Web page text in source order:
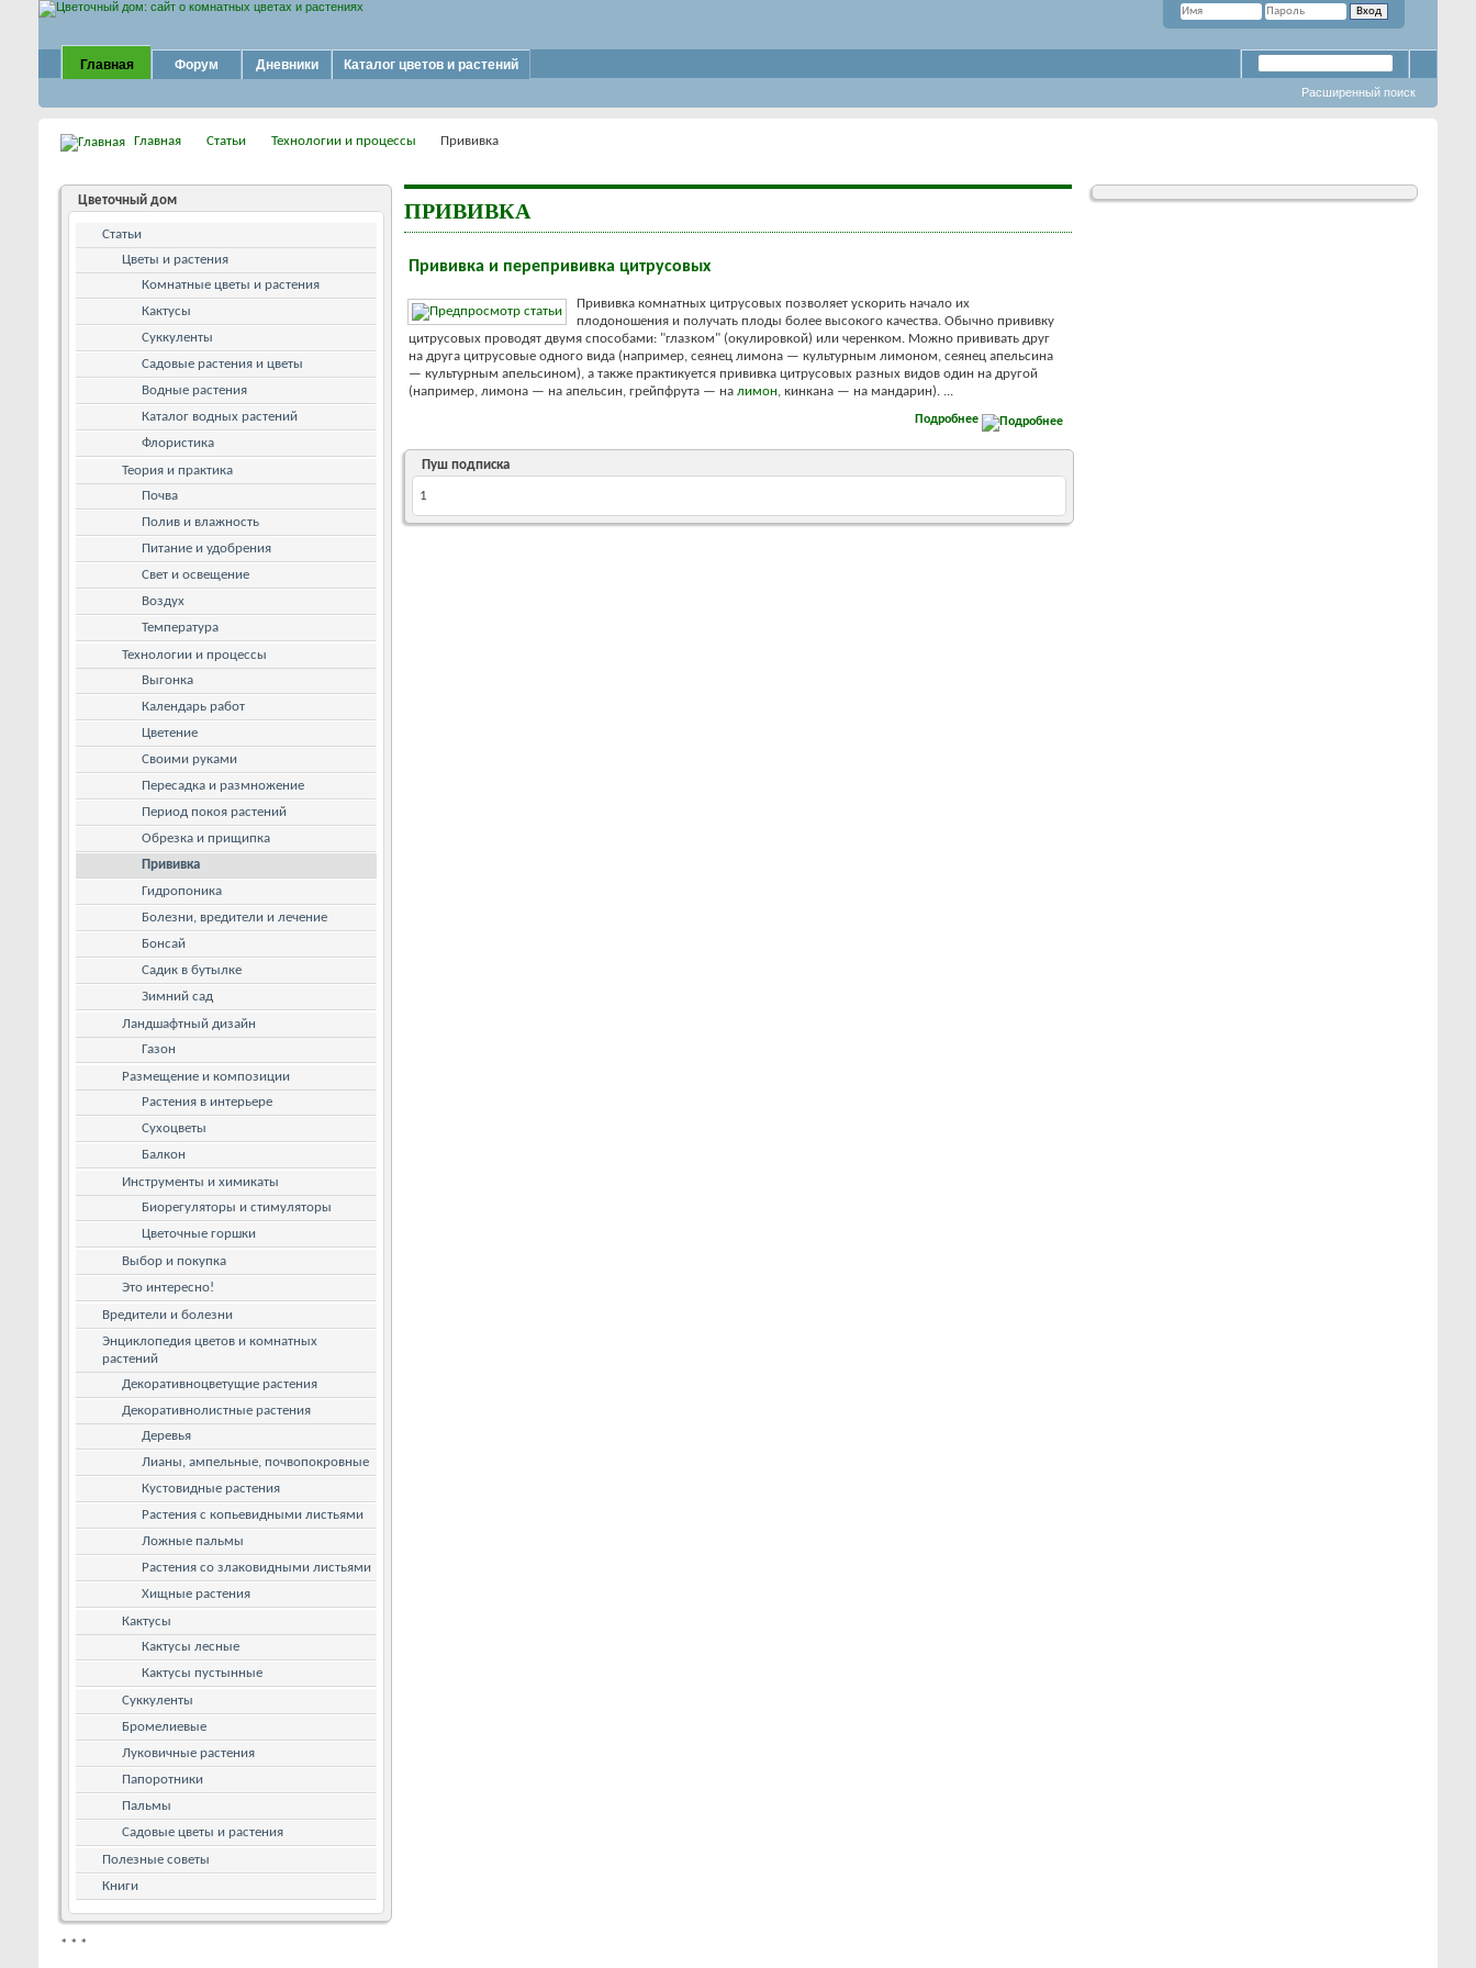
Главная Форум Дневники Каталог цветов и растений
Расширенный поиск
Главная Статьи Технологии и процессы Прививка
ПРИВИВКА
Прививка и перепрививка цитрусовых
Прививка комнатных цитрусовых позволяет ускорить начало их
плодоношения и получать плоды более высокого качества. Обычно прививку
цитрусовых проводят двумя способами: "глазком" (окулировкой) или черенком. Можно прививать друг
на друга цитрусовые одного вида (например, сеянец лимона — культурным лимоном, сеянец апельсина
— культурным апельсином), а также практикуется прививка цитрусовых разных видов один на другой
(например, лимона — на апельсин, грейпфрута — на лимон , кинкана — на мандарин). ...
Подробнее
Пуш подписка
1
Цветочный дом
Статьи
Цветы и растения
Комнатные цветы и растения
Кактусы
Суккуленты
Садовые растения и цветы
Водные растения
Каталог водных растений
Флористика
Теория и практика
Почва
Полив и влажность
Питание и удобрения
Свет и освещение
Воздух
Температура
Технологии и процессы
Выгонка
Календарь работ
Цветение
Своими руками
Пересадка и размножение
Период покоя растений
Обрезка и прищипка
Прививка
Гидропоника
Болезни, вредители и лечение
Бонсай
Садик в бутылке
Зимний сад
Ландшафтный дизайн
Газон
Размещение и композиции
Растения в интерьере
Сухоцветы
Балкон
Инструменты и химикаты
Биорегуляторы и стимуляторы
Цветочные горшки
Выбор и покупка
Это интересно!
Вредители и болезни
Энциклопедия цветов и комнатных
растений
Декоративноцветущие растения
Декоративнолистные растения
Деревья
Лианы, ампельные, почвопокровные
Кустовидные растения
Растения с копьевидными листьями
Ложные пальмы
Растения со злаковидными листьями
Хищные растения
Кактусы
Кактусы лесные
Кактусы пустынные
Суккуленты
Бромелиевые
Луковичные растения
Папоротники
Пальмы
Садовые цветы и растения
Полезные советы
Книги
* * *